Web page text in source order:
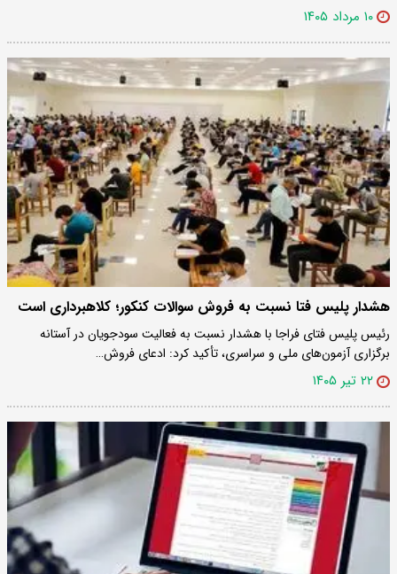
۱۰ مرداد ۱۴۰۵
هشدار پلیس فتا نسبت به فروش سوالات کنکور؛ کلاهبرداری است
رئیس پلیس فتای فراجا با هشدار نسبت به فعالیت سودجویان در آستانه
برگزاری آزمون‌های ملی و سراسری، تأکید کرد: ادعای فروش…
۲۲ تیر ۱۴۰۵